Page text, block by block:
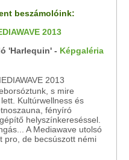
beszámolóink:
2013
'Harlequin' - Képgaléria
s mire
Kultúrwellness és
fényíró
helyszínkereséssel.
A Mediawave utolsó
pro, de becsúszott némi